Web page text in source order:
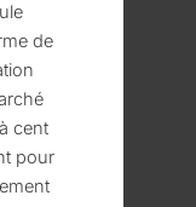
de
cent
pour